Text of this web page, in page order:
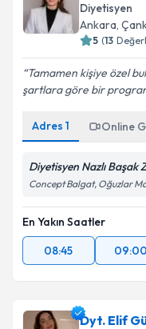
Diyetisyen
Ankara,
5 (13
Tamamen kişiye özel
şartlara göre bir
Adres 1 Online
Diyetisyen Nazlı Başak
Concept Balgat, Oğuzlar
En Yakın Saatler
08:45
09:00
Dyt. Elif